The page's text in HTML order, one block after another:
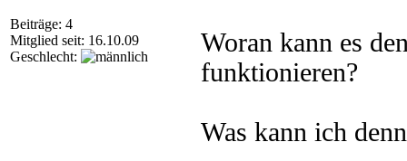
Beiträge: 4
Mitglied seit: 16.10.09
Geschlecht:
Woran kann es
funktionieren?
Was kann ich